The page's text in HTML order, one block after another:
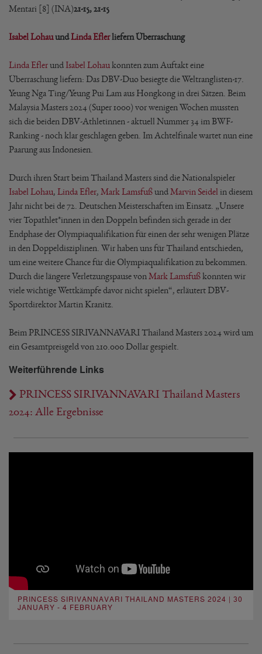
Mentari [8] (INA)21-15, 21-15
Isabel LohauundLinda Eflerliefern Überraschung
Linda Eflerund Isabel Lohau konnten zum Auftakt eine
Überraschung liefern: Das DBV-Duo besiegte die Weltranglisten-17.
Yeung Nga Ting/Yeung Pui Lam aus Hongkong in drei Sätzen. Beim
Malaysia Masters 2024 (Super 1000) vor wenigen Wochen mussten
sich die beiden DBV-Athletinnen - aktuell Nummer 34 im BWF-
Ranking - noch klar geschlagen geben. Im Achtelfinale wartet nun eine
Paarung aus Indonesien.
Durch ihren Start beim Thailand Masters sind die Nationalspieler
Isabel Lohau, Linda Efler, Mark LamsfußundMarvin Seidel in diesem
Jahr nicht bei de 72. Deutschen Meisterschaften im Einsatz. „Unsere
vier Topathlet*innen in den Doppeln befinden sich gerade in der
Endphase der Olympiaqualifikation für einen der sehr wenigen Plätze
in den Doppeldisziplinen. Wir haben uns für Thailand entschieden,
um eine weitere Chance für die Olympiaqualifikation zu bekommen.
Durch die längere Verletzungspause von Mark Lamsfuß konnten wir
viele wichtige Wettkämpfe davor nicht spielen“, erläutert DBV-
Sportdirektor Martin Kranitz.
Beim PRINCESS SIRIVANNAVARI Thailand Masters 2024 wird um
ein Gesamtpreisgeld von 210.000 Dollar gespielt.
Weiterführende Links
PRINCESS SIRIVANNAVARI Thailand Masters
2024: Alle Ergebnisse
PRINCESS SIRIVANNAVARI THAILAND MASTERS 2024 | 30
JANUARY - 4 FEBRUARY